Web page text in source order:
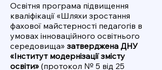
Освітня програма підвищення
кваліфікації «Шляхи зростання
фахової майстерності педагогів в
умовах інноваційного освітнього
середовища» затверджена ДНУ
«Інститут модернізації змісту
освіти» (протокол № 5 від 25